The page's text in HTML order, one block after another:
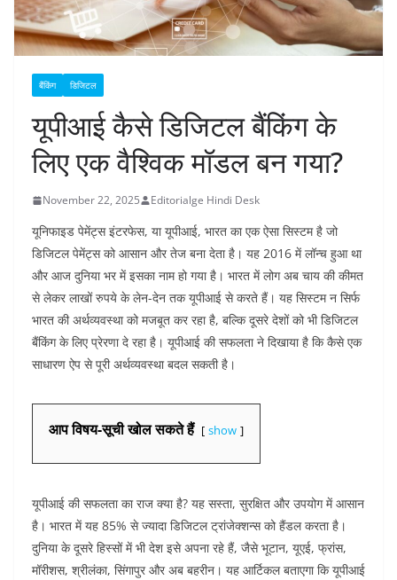
बैंकिंग डिजिटल
यूपीआई कैसे डिजिटल बैंकिंग के
लिए एक वैश्विक मॉडल बन गया?
November 22, 2025 Editorialge Hindi Desk
यूनिफाइड पेमेंट्स इंटरफेस, या यूपीआई, भारत का एक ऐसा सिस्टम है जो
डिजिटल पेमेंट्स को आसान और तेज बना देता है। यह 2016 में लॉन्च हुआ था
और आज दुनिया भर में इसका नाम हो गया है। भारत में लोग अब चाय की कीमत
से लेकर लाखों रुपये के लेन-देन तक यूपीआई से करते हैं। यह सिस्टम न सिर्फ
भारत की अर्थव्यवस्था को मजबूत कर रहा है, बल्कि दूसरे देशों को भी डिजिटल
बैंकिंग के लिए प्रेरणा दे रहा है। यूपीआई की सफलता ने दिखाया है कि कैसे एक
साधारण ऐप से पूरी अर्थव्यवस्था बदल सकती है।​
आप विषय-सूची खोल सकते हैं show
यूपीआई की सफलता का राज क्या है? यह सस्ता, सुरक्षित और उपयोग में आसान
है। भारत में यह 85% से ज्यादा डिजिटल ट्रांजेक्शन्स को हैंडल करता है।
दुनिया के दूसरे हिस्सों में भी देश इसे अपना रहे हैं, जैसे भूटान, यूएई, फ्रांस,
मॉरीशस, श्रीलंका, सिंगापुर और अब बहरीन। यह आर्टिकल बताएगा कि यूपीआई